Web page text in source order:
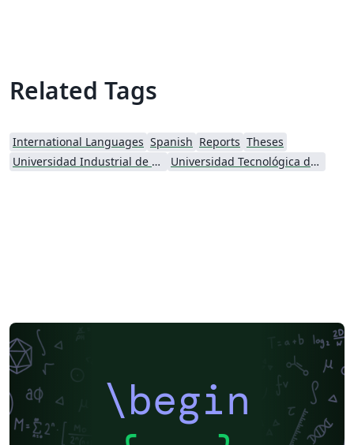
Related Tags
International Languages Spanish Reports Theses
Universidad Industrial de Santander (UIS)
Universidad Tecnológica de Pereira
\begin